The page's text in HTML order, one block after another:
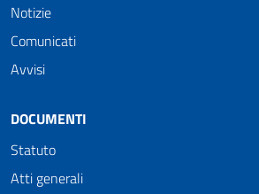
Notizie
Comunicati
Avvisi
DOCUMENTI
Statuto
Atti generali